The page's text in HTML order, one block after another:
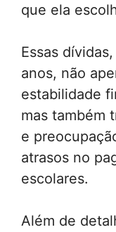
que ela
Essas
anos, não
estabilidade
mas também
e
atrasos no
escolares.
Além de